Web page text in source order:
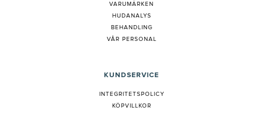
VARUMÄRKEN
HUDANALYS
BEHANDLING
VÅR PERSONAL
KUNDSERVICE
INTEGRITETSPOLICY
KÖPVILLKOR